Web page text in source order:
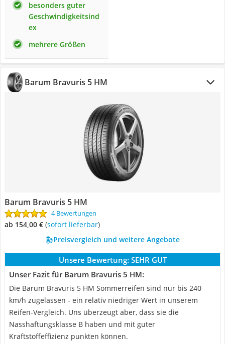
besonders guter
Geschwindigkeitsind
ex
mehrere Größen
Barum Bravuris 5 HM
Barum Bravuris 5 HM
4 Bewertungen
ab 154,00 € ( Sofort lieferbar)
Preisvergleich und weitere Angebote
Unsere Bewertung: SEHR GUT
Unser Fazit für Barum Bravuris 5 HM:
Die Barum Bravuris 5 HM Sommerreifen sind nur bis 240
km/h zugelassen - ein relativ niedriger Wert in unserem
Reifen-Vergleich. Uns überzeugt aber, dass sie die
Nasshaftungsklasse B haben und mit guter
Kraftstoffeffizienz punkten können.